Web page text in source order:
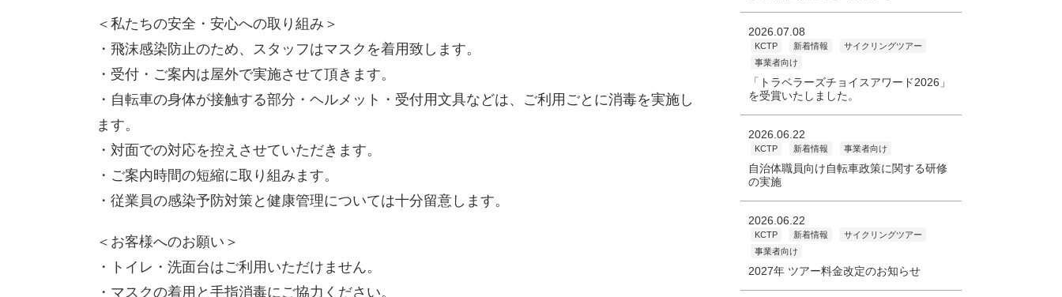
＜私たちの安全・安心への取り組み＞
・飛沫感染防止のため、スタッフはマスクを着用致します。
・受付・ご案内は屋外で実施させて頂きます。
・自転車の身体が接触する部分・ヘルメット・受付用文具などは、ご利用ごとに消毒を実施し
ます。
・対面での対応を控えさせていただきます。
・ご案内時間の短縮に取り組みます。
・従業員の感染予防対策と健康管理については十分留意します。
＜お客様へのお願い＞
・トイレ・洗面台はご利用いただけません。
・マスクの着用と手指消毒にご協力ください。
2026.07.08
KCTP 新着情報
サイクリングツアー
事業者向け
「トラベラーズチョイスアワード2026」
を受賞いたしました。
2026.06.22
KCTP 新着情報 事業者向け
自治体職員向け自転車政策に関する研修
の実施
2026.06.22
KCTP 新着情報
サイクリングツアー
事業者向け
2027年 ツアー料金改定のお知らせ